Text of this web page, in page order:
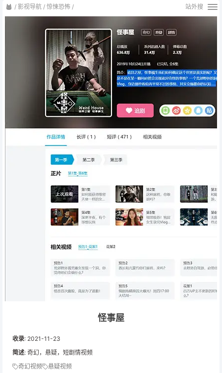
/ 影视导航 / 惊悚恐怖 / 站外搜
怪事屋
收录: 2021-11-23
简述: 奇幻，悬疑，短剧情视频
奇幻视频
悬疑视频